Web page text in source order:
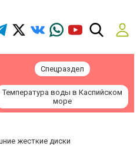
Спецраздел
Температура воды в Каспийском
море
жесткие диски